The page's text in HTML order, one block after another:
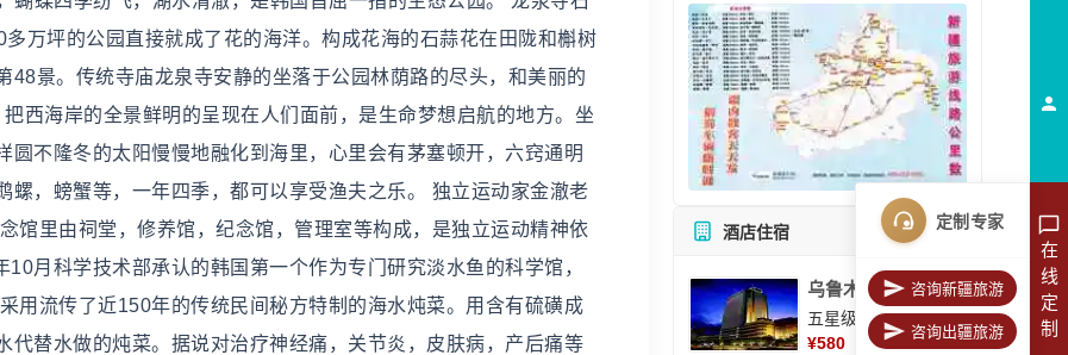
万坪的公园直接就成了花的海洋。构成花海的石蒜花在田陇和槲树
48景。传统寺庙龙泉寺安静的坐落于公园林荫路的尽头，和美丽的
西海岸的全景鲜明的呈现在人们面前，是生命梦想启航的地方。坐
不隆冬的太阳慢慢地融化到海里，心里会有茅塞顿开，六窍通明
螺，螃蟹等，一年四季，都可以享受渔夫之乐。 独立运动家金澈老
馆里由祠堂，修养馆，纪念馆，管理室等构成，是独立运动精神依
月科学技术部承认的韩国第一个作为专门研究淡水鱼的科学馆，
用流传了近150年的传统民间秘方特制的海水炖菜。用含有硫磺成
代替水做的炖菜。据说对治疗神经痛，关节炎，皮肤病，产后痛等
酒店住宿 所有酒店
乌鲁木齐美丽华大酒
五星级酒店
¥580
在
线
定
制
定制专家
咨询新疆旅游
咨询出疆旅游